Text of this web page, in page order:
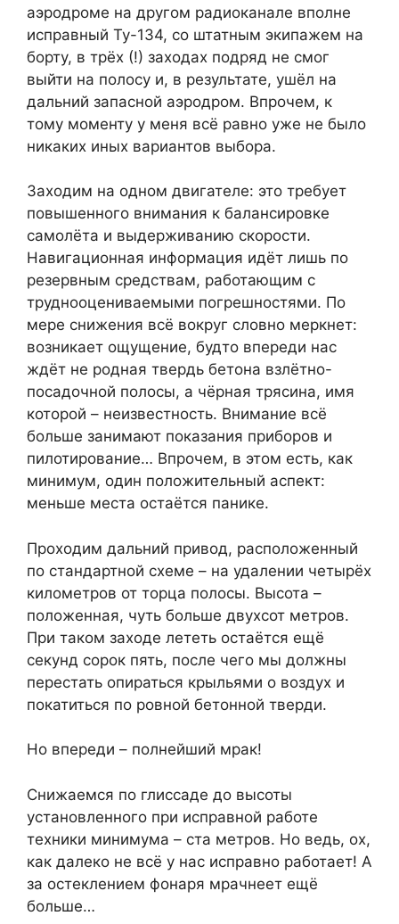
аэродроме на другом радиоканале вполне
исправный Ту-134, со штатным экипажем на
борту, в трёх (!) заходах подряд не смог
выйти на полосу и, в результате, ушёл на
дальний запасной аэродром. Впрочем, к
тому моменту у меня всё равно уже не было
никаких иных вариантов выбора.
Заходим на одном двигателе: это требует
повышенного внимания к балансировке
самолёта и выдерживанию скорости.
Навигационная информация идёт лишь по
резервным средствам, работающим с
труднооцениваемыми погрешностями. По
мере снижения всё вокруг словно меркнет:
возникает ощущение, будто впереди нас
ждёт не родная твердь бетона взлётно-
посадочной полосы, а чёрная трясина, имя
которой – неизвестность. Внимание всё
больше занимают показания приборов и
пилотирование… Впрочем, в этом есть, как
минимум, один положительный аспект:
меньше места остаётся панике.
Проходим дальний привод, расположенный
по стандартной схеме – на удалении четырёх
километров от торца полосы. Высота –
положенная, чуть больше двухсот метров.
При таком заходе лететь остаётся ещё
секунд сорок пять, после чего мы должны
перестать опираться крыльями о воздух и
покатиться по ровной бетонной тверди.
Но впереди – полнейший мрак!
Снижаемся по глиссаде до высоты
установленного при исправной работе
техники минимума – ста метров. Но ведь, ох,
как далеко не всё у нас исправно работает! А
за остеклением фонаря мрачнеет ещё
больше…